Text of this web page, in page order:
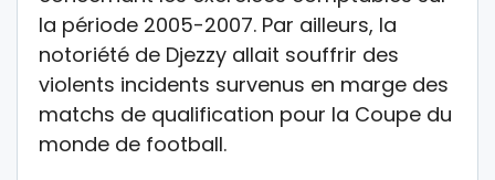
la période 2005-2007. Par ailleurs, la
notoriété de Djezzy allait souffrir des
violents incidents survenus en marge des
matchs de qualification pour la Coupe du
monde de football.